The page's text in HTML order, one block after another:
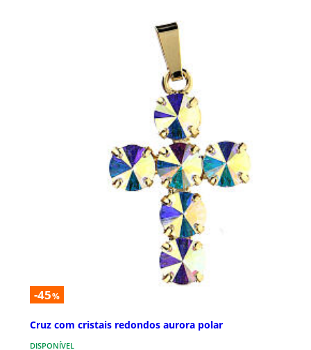
-45%
Cruz com cristais redondos aurora polar
DISPONÍVEL